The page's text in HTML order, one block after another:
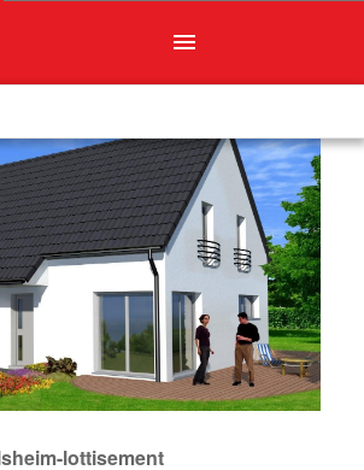
menu
lottisement